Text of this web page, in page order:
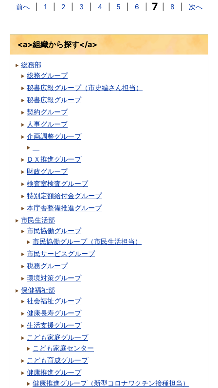
前へ 1 2 3 4 5 6 7 8 次へ
<a>組織から探す</a>
総務部
総務グループ
秘書広報グループ（市史編さん担当）
秘書広報グループ
契約グループ
人事グループ
企画調整グループ
ＤＸ推進グループ
財政グループ
検査室検査グループ
特別定額給付金グループ
本庁舎整備推進グループ
市民生活部
市民協働グループ
市民協働グループ（市民生活担当）
市民サービスグループ
税務グループ
環境対策グループ
保健福祉部
社会福祉グループ
健康長寿グループ
生活支援グループ
こども家庭グループ
こども家庭センター
こども育成グループ
健康推進グループ
健康推進グループ（新型コロナワクチン接種担当）